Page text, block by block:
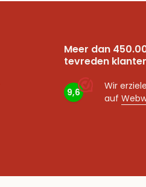
Meer dan
tevreden
9,6
Wir
auf